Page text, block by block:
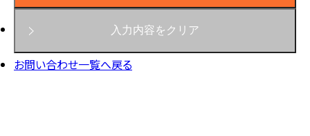
お問い合わせ一覧へ戻る